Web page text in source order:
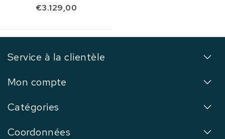
€3.129,00
Service à la clientèle
Mon compte
Catégories
Coordonnées